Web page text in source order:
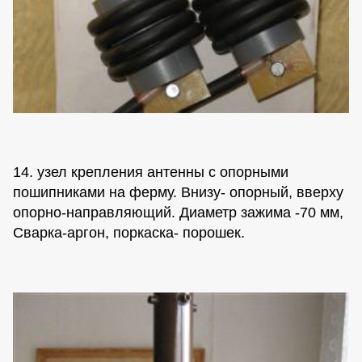
14. узел крепления антенны с опорными
пошипниками на ферму. Внизу- опорный, вверху
опорно-направляющий. Диаметр зажима -70 мм,
Сварка-аргон, поркаска- порошек.